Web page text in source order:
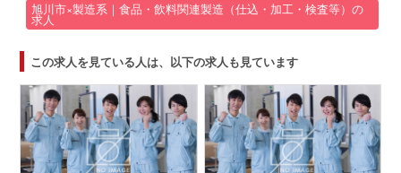
旭川市×製造系｜食品・飲料関連製造（仕込・加工・検査等）の
求人
この求人を見ている人は、以下の求人も見ています